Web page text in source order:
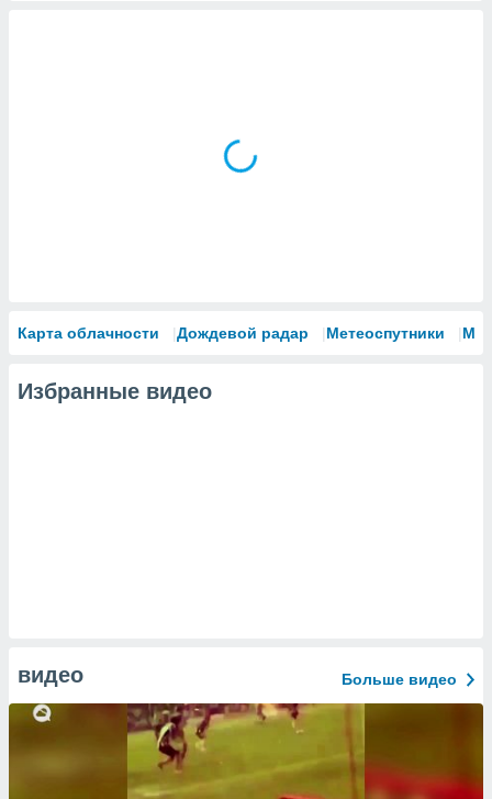
Карта облачности Дождевой радар Метеоспутники
Избранные видео
видео Больше видео